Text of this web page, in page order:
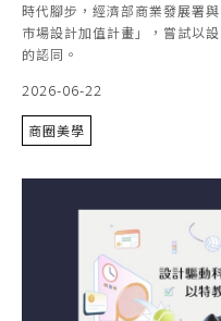
時代腳步，經濟部商業發展署
市場設計加值計畫」，嘗試以
的認同。
2026-06-22
商圈美學